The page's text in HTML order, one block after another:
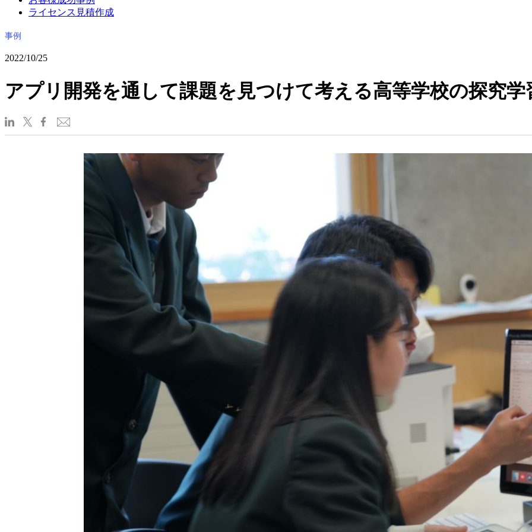
ライセンス見積作成
事例
2022/10/25
アプリ開発を通して課題を見つけて考える高等学校の探究学